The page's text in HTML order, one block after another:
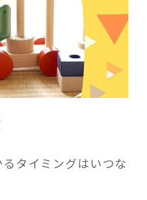
タイミングはいつな